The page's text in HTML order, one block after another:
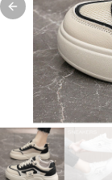
Previous slide